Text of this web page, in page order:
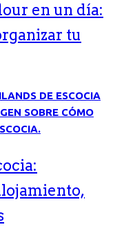
en un día:
tu